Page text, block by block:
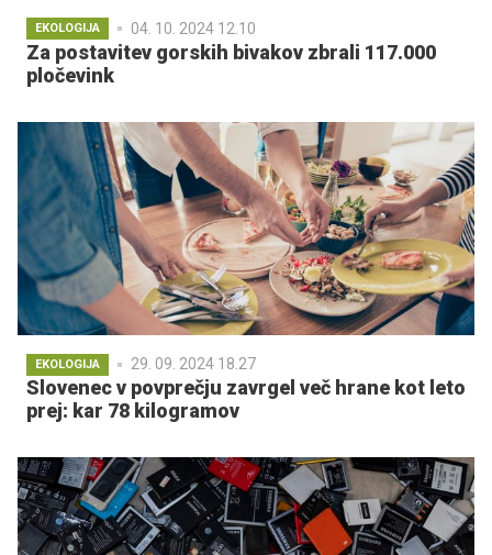
EKOLOGIJA 04. 10. 2024 12.10
Za postavitev gorskih bivakov zbrali 117.000
pločevink
EKOLOGIJA 29. 09. 2024 18.27
Slovenec v povprečju zavrgel več hrane kot leto
prej: kar 78 kilogramov